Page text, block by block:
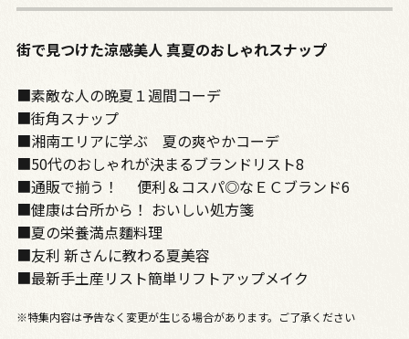
街で見つけた涼感美人 真夏のおしゃれスナップ
■素敵な人の晩夏１週間コーデ
■街角スナップ
■湘南エリアに学ぶ 夏の爽やかコーデ
■50代のおしゃれが決まるブランドリスト8
■通販で揃う！ 便利＆コスパ◎なＥＣブランド6
■健康は台所から！ おいしい処方箋
■夏の栄養満点麵料理
■友利 新さんに教わる夏美容
■最新手土産リスト簡単リフトアップメイク
※特集内容は予告なく変更が生じる場合があります。ご了承ください